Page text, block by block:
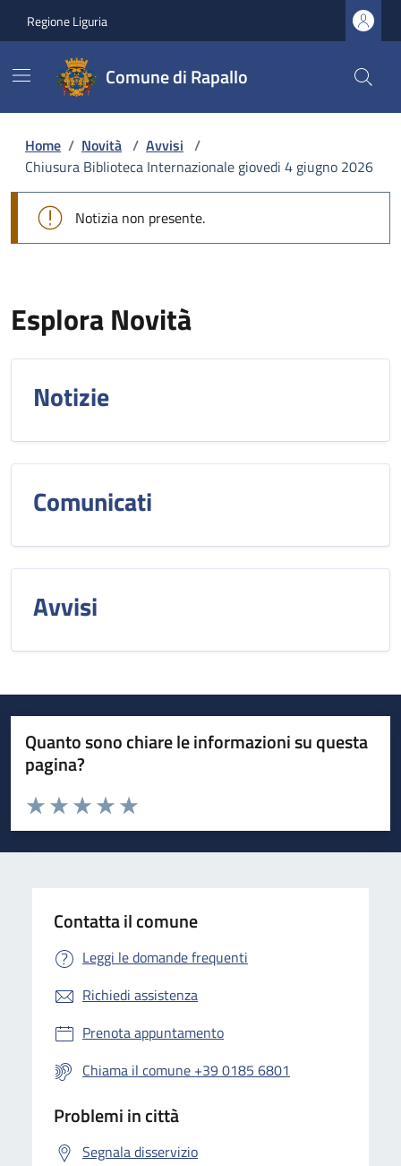
Regione Liguria
Comune di Rapallo
Home / Novità / Avvisi /
Chiusura Biblioteca Internazionale giovedi 4 giugno 2026
Notizia non presente.
Esplora Novità
Notizie
Comunicati
Avvisi
Quanto sono chiare le informazioni su questa
pagina?
Valuta da 1 a 5 stelle la pagina
Valuta 5 stelle su 5
Valuta 4 stelle su 5
Valuta 3 stelle su 5
Valuta 2 stelle su 5
Valuta 1 stelle su 5
Contatta il comune
Leggi le domande frequenti
Richiedi assistenza
Prenota appuntamento
Chiama il comune +39 0185 6801
Problemi in città
Segnala disservizio